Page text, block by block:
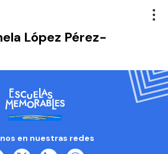
López Pérez-
en nuestras redes